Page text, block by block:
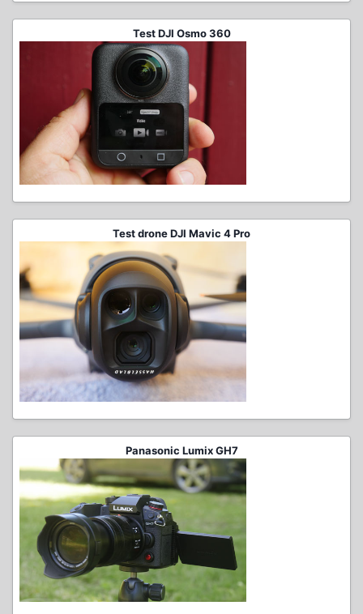
Test DJI Osmo 360
Test drone DJI Mavic 4 Pro
Panasonic Lumix GH7